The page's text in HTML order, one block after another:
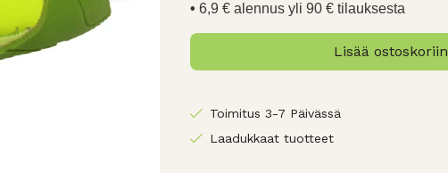
6,9 € alennus yli 90 € tilauksesta
Lisää ostoskoriin
Toimitus 3-7 Päivässä
Laadukkaat tuotteet